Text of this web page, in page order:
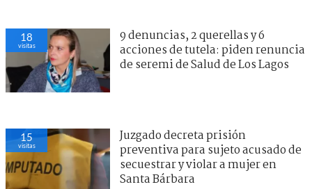
18
visitas
9 denuncias, 2 querellas y 6
acciones de tutela: piden renuncia
de seremi de Salud de Los Lagos
15
visitas
Juzgado decreta prisión
preventiva para sujeto acusado de
secuestrar y violar a mujer en
Santa Bárbara